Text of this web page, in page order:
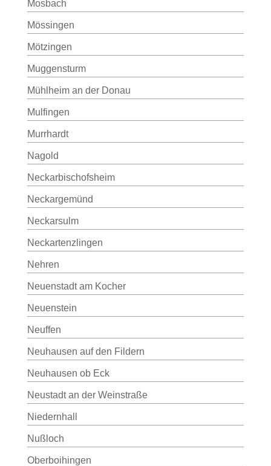
Mosbach
Mössingen
Mötzingen
Muggensturm
Mühlheim an der Donau
Mulfingen
Murrhardt
Nagold
Neckarbischofsheim
Neckargemünd
Neckarsulm
Neckartenzlingen
Nehren
Neuenstadt am Kocher
Neuenstein
Neuffen
Neuhausen auf den Fildern
Neuhausen ob Eck
Neustadt an der Weinstraße
Niedernhall
Nußloch
Oberboihingen